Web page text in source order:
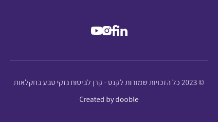
© 2023 כל הזכויות שמורות לקנט - קרן לביטוח נזקי טבע בחקלאות
Created by dooble